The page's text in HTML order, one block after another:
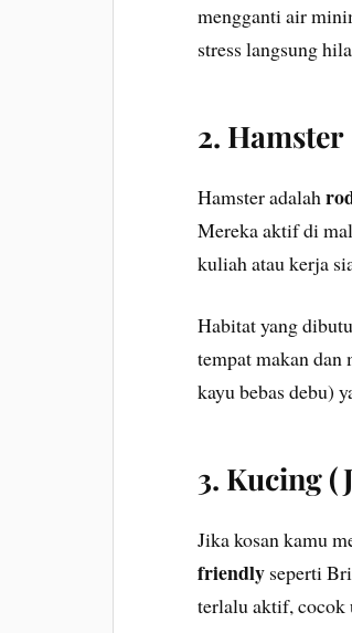
mengganti air
stress langsung
2. Hamster
Hamster adalah
Mereka aktif di
kuliah atau kerja
Habitat yang
tempat makan
kayu bebas debu)
3. Kucing
Jika kosan kamu
friendly seperti
terlalu aktif,